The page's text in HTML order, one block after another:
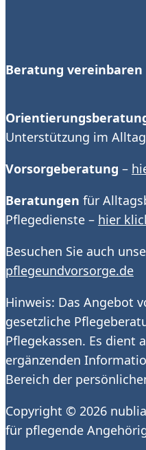
Beratung vereinbaren
Unterstützung im
Vorsorgeberatung –
Beratungen für
Pflegedienste – hier
Besuchen Sie auch
pflegeundvorsorge.de
Hinweis: Das Angebot
gesetzliche
Pflegekassen. Es dient
ergänzenden
Bereich der
Copyright © 2026
für pflegende